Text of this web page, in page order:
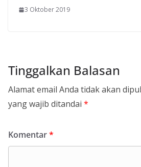
3 Oktober 2019
Tinggalkan Balasan
Alamat email Anda tidak akan
yang wajib ditandai *
Komentar*